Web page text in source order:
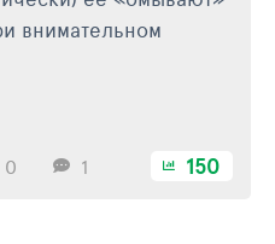
внимательном
,ЭТРЕТА ФРАНЦИЯ,
0 1 150